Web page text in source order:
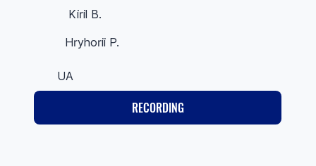
Kiril B.
Hryhorii P.
UA
RECORDING